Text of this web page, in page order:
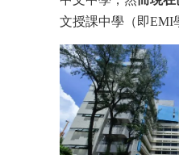
文授課中學（即EMI